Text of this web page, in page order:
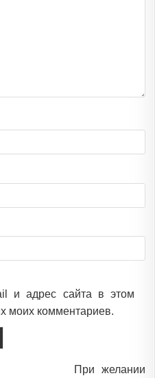
и адрес сайта в этом
моих комментариев.
При желании